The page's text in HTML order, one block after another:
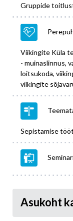
Gruppide
Viikingite Küla
- muinaslinnus,
loitsukoda,
viikingite
Sepistamise
Asukoht